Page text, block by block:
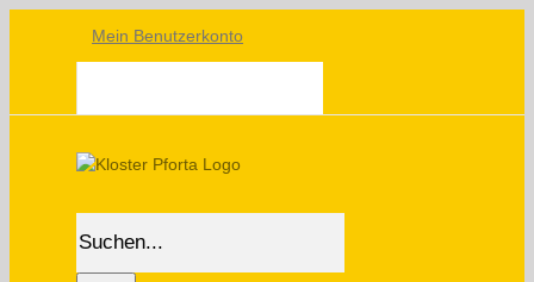
Mein Benutzerkonto
nach: